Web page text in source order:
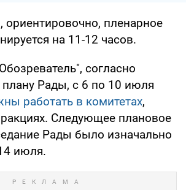
ориентировочно, пленарное
на 11-12 часов.
согласно
Рады, с 6 по 10 июля
работать в комитетах,
Следующее плановое
Рады было изначально
июля.